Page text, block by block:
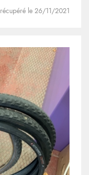
récupéré le 26/11/2021